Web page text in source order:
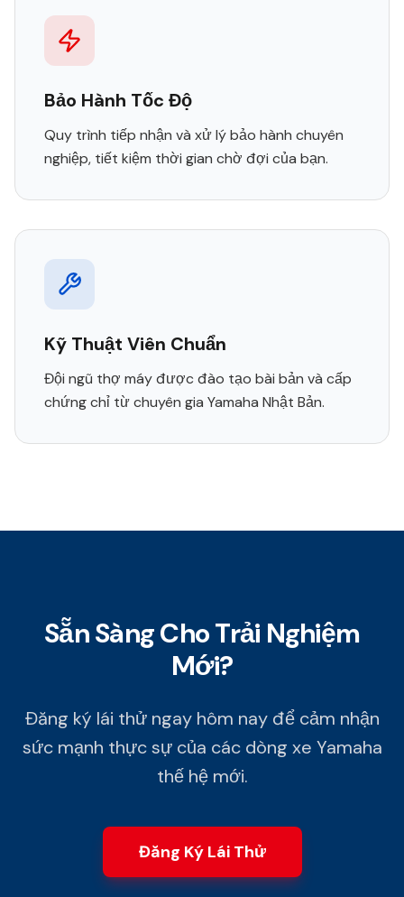
Bảo Hành Tốc Độ
Quy trình tiếp nhận và xử lý bảo hành chuyên
nghiệp, tiết kiệm thời gian chờ đợi của bạn.
Kỹ Thuật Viên Chuẩn
Đội ngũ thợ máy được đào tạo bài bản và cấp
chứng chỉ từ chuyên gia Yamaha Nhật Bản.
Sẵn Sàng Cho Trải Nghiệm
Mới?
Đăng ký lái thử ngay hôm nay để cảm nhận
sức mạnh thực sự của các dòng xe Yamaha
thế hệ mới.
Đăng Ký Lái Thử